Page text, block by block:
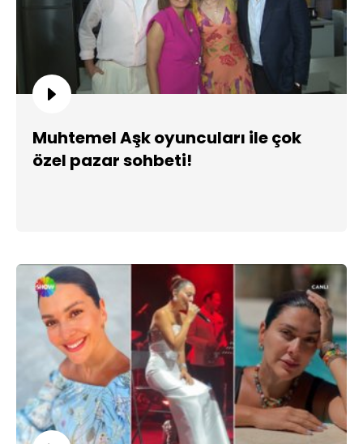
Muhtemel Aşk oyuncuları ile çok
özel pazar sohbeti!